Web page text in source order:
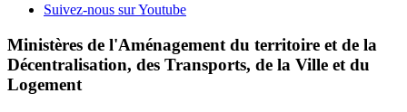
Suivez-nous sur Youtube
Ministères de l'Aménagement du territoire et de la
Décentralisation, des Transports, de la Ville et du
Logement